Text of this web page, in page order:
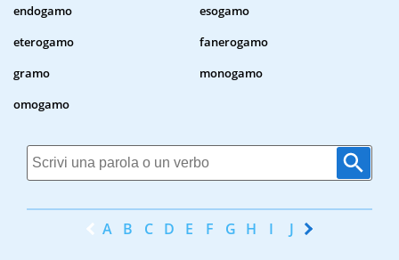
endogamo
esogamo
eterogamo
fanerogamo
gramo
monogamo
omogamo
A B C D E F G H I J K